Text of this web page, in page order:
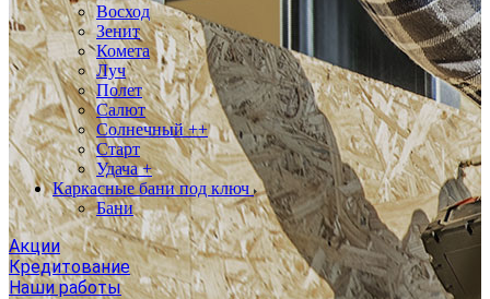
Восход
Зенит
Комета
Луч
Полет
Салют
Солнечный ++
Старт
Удача +
Каркасные бани под ключ
Бани
Акции
Кредитование
Наши работы